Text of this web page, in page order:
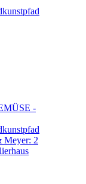
-
Meyer: 2